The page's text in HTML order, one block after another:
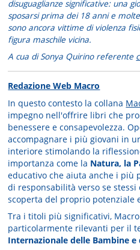
disuguaglianze significative: una
sposarsi prima dei 18 anni e
sono ancora vittime di violenza
figura maschile vicina.
A cua di Sonya Quirino referente
Redazione Web Macro
In questo contesto la collana
impegno nell'offrire libri che
benessere e consapevolezza.
accompagnare i più giovani in
interiore stimolando la
importanza come la Natura, la
educativo che aiuta anche i più
di responsabilità verso se
scoperta del proprio potenziale
Tra i titoli più significativi,
particolarmente rilevanti per il
Internazionale delle Bambine e